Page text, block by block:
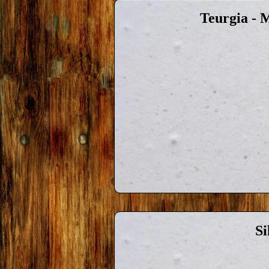
Teurgia -